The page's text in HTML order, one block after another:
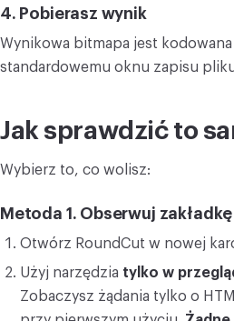
4. Pobierasz wynik
Wynikowa bitmapa jest kodowana
standardowemu oknu zapisu
Jak sprawdzić to
Wybierz to, co wolisz:
Metoda 1. Obserwuj
Otwórz RoundCut w nowej
Użyj narzędzia tylko w
Zobaczysz żądania tylko o